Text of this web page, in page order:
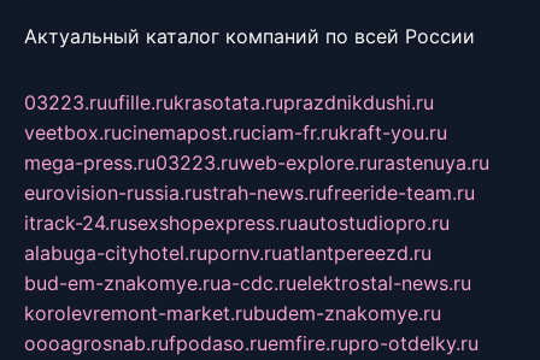
Актуальный каталог компаний по всей России
03223.ruufille.rukrasotata.ruprazdnikdushi.ru
veetbox.rucinemapost.ruciam-fr.rukraft-you.ru
mega-press.ru03223.ruweb-explore.rurastenuya.ru
eurovision-russia.rustrah-news.rufreeride-team.ru
itrack-24.rusexshopexpress.ruautostudiopro.ru
alabuga-cityhotel.rupornv.ruatlantpereezd.ru
bud-em-znakomye.rua-cdc.ruelektrostal-news.ru
korolevremont-market.rubudem-znakomye.ru
oooagrosnab.rufpodaso.ruemfire.rupro-otdelky.ru